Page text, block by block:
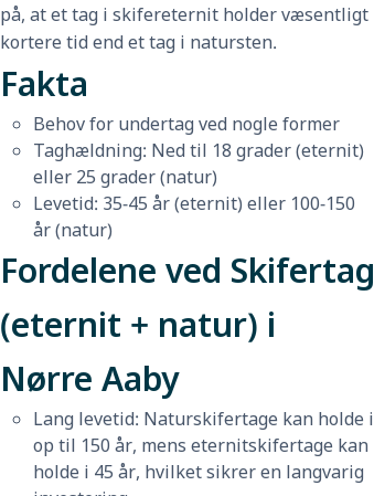
på, at et tag i skifereternit holder væsentligt
kortere tid end et tag i natursten.
Fakta
Behov for undertag ved nogle former
Taghældning: Ned til 18 grader (eternit)
eller 25 grader (natur)
Levetid: 35-45 år (eternit) eller 100-150
år (natur)
Fordelene ved Skifertag
(eternit + natur) i
Nørre Aaby
Lang levetid: Naturskifertage kan holde i
op til 150 år, mens eternitskifertage kan
holde i 45 år, hvilket sikrer en langvarig